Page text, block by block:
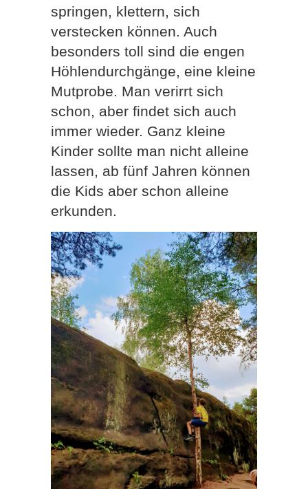
springen, klettern, sich
verstecken können. Auch
besonders toll sind die engen
Höhlendurchgänge, eine kleine
Mutprobe. Man verirrt sich
schon, aber findet sich auch
immer wieder. Ganz kleine
Kinder sollte man nicht alleine
lassen, ab fünf Jahren können
die Kids aber schon alleine
erkunden.